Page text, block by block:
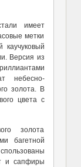
имеет
метки
каучуковый
Версия из
небесно-
золота. В
цвета с
золота
багетной
и сапфиры